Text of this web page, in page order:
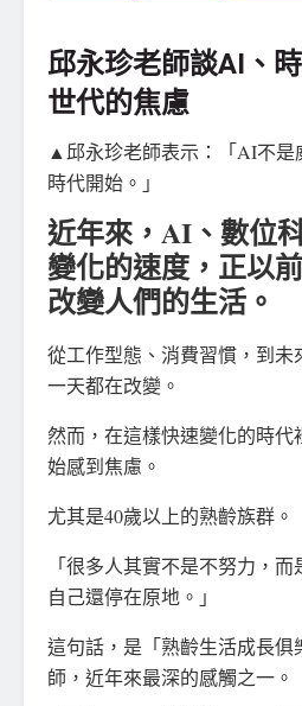
邱永珍老師談AI、
世代的焦慮
▲邱永珍老師表示：「AI不是
時代開始。」
近年來，AI、數位
變化的速度，正以
改變人們的生活。
從工作型態、消費習慣，到
一天都在改變。
然而，在這樣快速變化的時代
始感到焦慮。
尤其是40歲以上的熟齡族群。
「很多人其實不是不努力，
自己還停在原地。」
這句話，是「熟齡生活成長
師，近年來最深的感觸之一。